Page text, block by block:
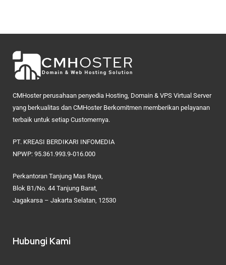
CMHoster perusahaan penyedia Hosting, Domain & VPS Virtual Server
yang berkualitas dan CMHoster Berkomitmen memberikan pelayanan
terbaik untuk setiap Customernya.
PT. KREASI BERDIKARI INFOMEDIA
NPWP: 95.361.993.9-016.000
Perkantoran Tanjung Mas Raya,
Blok B1/No. 44 Tanjung Barat,
Jagakarsa – Jakarta Selatan, 12530
Hubungi Kami